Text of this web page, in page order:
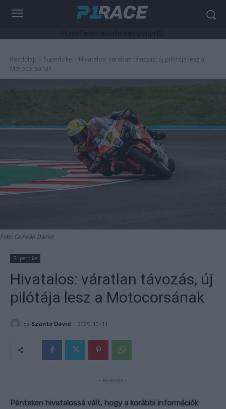
Kezdőlap Superbike
Hivatalos: váratlan távozás, új pilótája lesz a
Motocorsának
Fotó: Czinkán Dániel
Superbike
Hivatalos: váratlan távozás, új
pilótája lesz a Motocorsának
By Szántó Dávid 2025. 10. 11.
- Hirdetés -
Pénteken hivatalossá vált, hogy a korábbi információk